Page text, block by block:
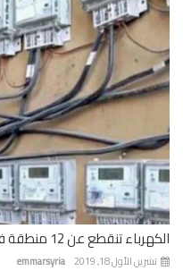
تنقطع عن 12 منطقة في دمشق غداً
emmarsyria الأول 18, 2019